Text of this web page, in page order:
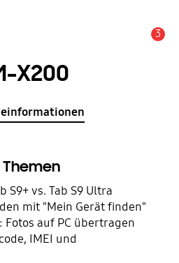
3
X200
S9+ vs. Tab S9 Ultra
mit "Mein Gerät finden"
Fotos auf PC übertragen
IMEI und